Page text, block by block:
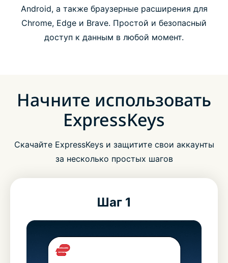
Android, а также браузерные расширения для
Chrome, Edge и Brave. Простой и безопасный
доступ к данным в любой момент.
Начните использовать
ExpressKeys
Скачайте ExpressKeys и защитите свои аккаунты
за несколько простых шагов
Шаг 1